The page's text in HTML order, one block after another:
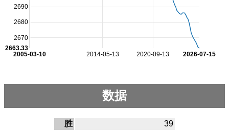
2014-05-13 2020-09-13
2005-03-10 2026-07-15
2670
2680
2690
2663.33
数据
胜
39